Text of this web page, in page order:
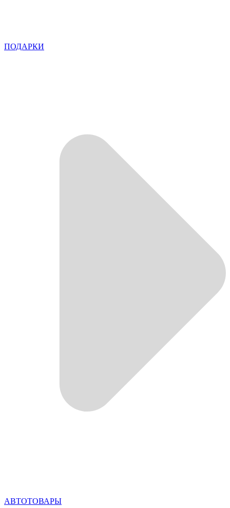
ПОДАРКИ
АВТОТОВАРЫ